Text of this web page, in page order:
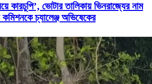
কারচুপি’, ভোটার তালিকায় ভিনরাজ্যের নাম
চ্যালেঞ্জ অভিষেকের